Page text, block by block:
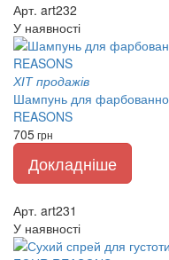
Арт. art232
У наявності
ХІТ продажів
Шампунь для
REASONS
705грн
Докладніше
Арт. art231
У наявності